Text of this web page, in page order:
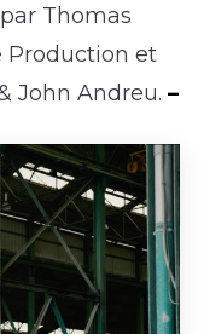
Thomas
Production et
John Andreu.–